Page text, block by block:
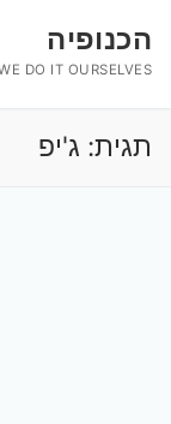
לתוכןהכנופיה
DO IT OURSELVES
תגית: ג'יפ